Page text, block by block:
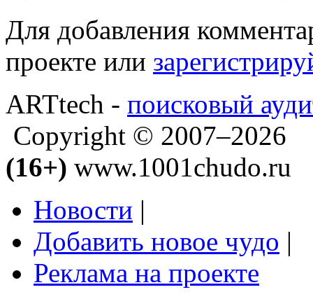
Для добавления
проекте или
ARTtech - поисковый
Copyright © 2007–2026
(16+) www.1001chudo.ru
Новости |
Добавить новое чудо |
Реклама на проекте